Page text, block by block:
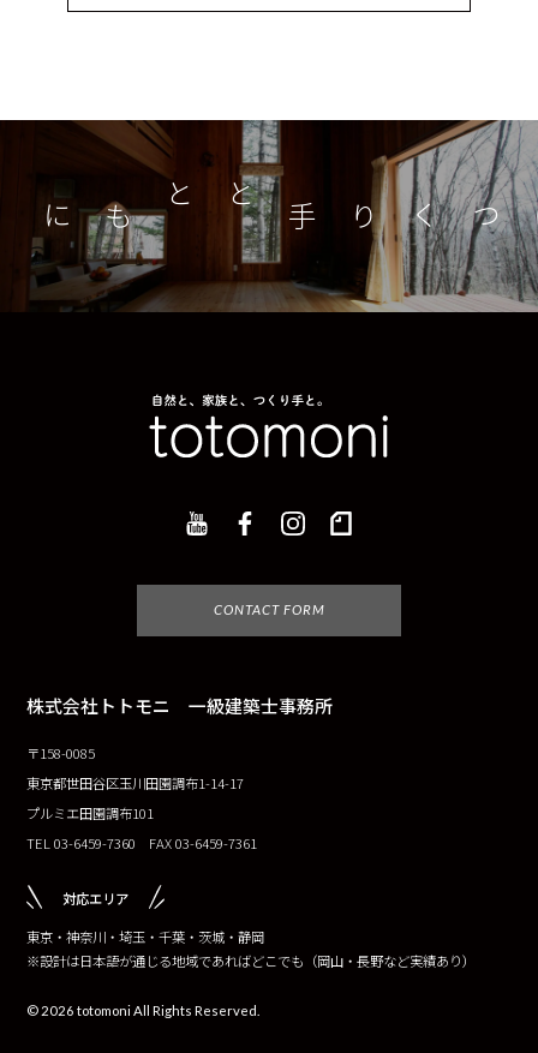
つくり手とともに
CONTACT FORM
株式会社トトモニ 一級建築士事務所
〒158-0085
東京都世田谷区玉川田園調布1-14-17
プルミエ田園調布101
TEL 03-6459-7360 FAX 03-6459-7361
対応エリア
東京・神奈川・埼玉・千葉・茨城・静岡
※設計は日本語が通じる地域であればどこでも（岡山・長野など実績あり）
© 2026 totomoni All Rights Reserved.